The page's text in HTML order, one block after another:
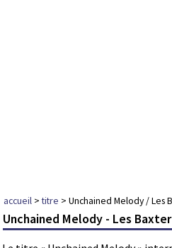
accueil >titre > Unchained Melody / Les
Unchained Melody - Les Baxter